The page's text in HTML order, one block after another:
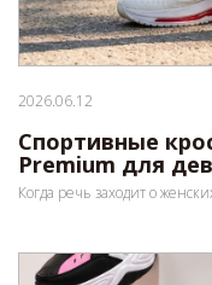
2026.06.12
Спортивные
Premium для
Когда речь заходит о